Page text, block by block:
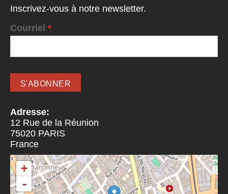
Inscrivez-vous à notre newsletter.
Courriel *
Adresse:
12 Rue de la Réunion
75020 PARIS
France
+
-